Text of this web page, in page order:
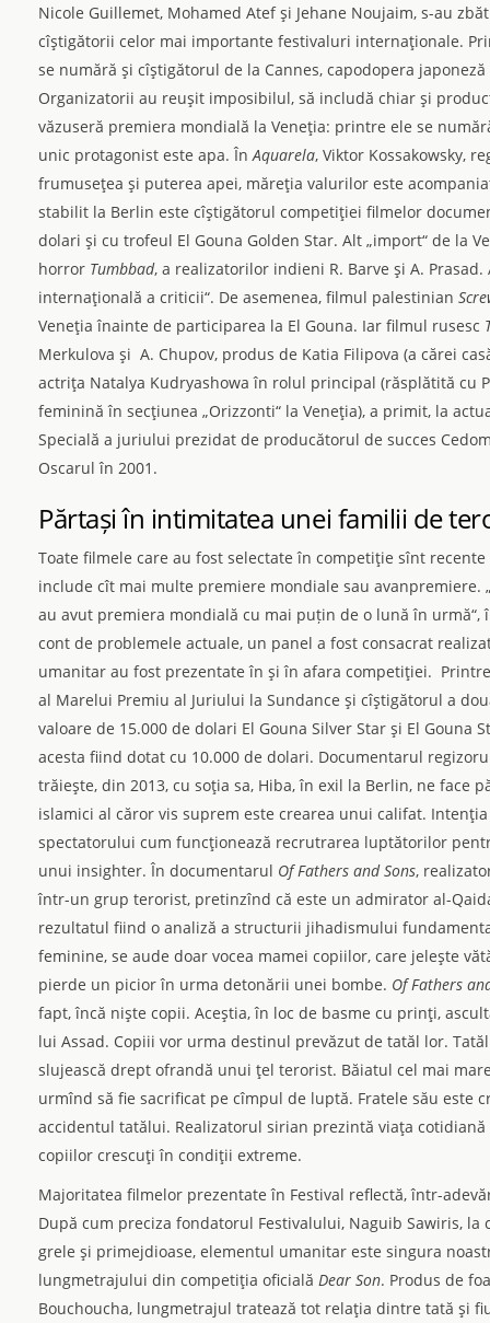
Nicole Guillemet, Mohamed Atef şi Jehane Noujaim, s-au
cîştigătorii celor mai importante festivaluri internaţionale.
se numără şi cîştigătorul de la Cannes, capodopera japoneză
Organizatorii au reuşit imposibilul, să includă chiar şi
văzuseră premiera mondială la Veneţia: printre ele se
unic protagonist este apa. ÎnAquarela, Viktor Kossakowsky,
frumuseţea şi puterea apei, măreţia valurilor este
stabilit la Berlin este cîştigătorul competiţiei filmelor
dolari şi cu trofeul El Gouna Golden Star. Alt „import“ de la
horror Tumbbad, a realizatorilor indieni R. Barve şi A.
internaţională a criticii“. De asemenea, filmul palestinian
Veneţia înainte de participarea la El Gouna. Iar filmul rusesc
Merkulova şi A. Chupov, produs de Katia Filipova (a cărei
actriţa Natalya Kudryashowa în rolul principal (răsplătită cu
feminină în secţiunea „Orizzonti“ la Veneţia), a primit, la
Specială a juriului prezidat de producătorul de succes
Oscarul în 2001.
Părtași în intimitatea unei familii de
Toate filmele care au fost selectate în competiţie sînt
include cît mai multe premiere mondiale sau avanpremiere.
au avut premiera mondială cu mai puțin de o lună în
cont de problemele actuale, un panel a fost consacrat
umanitar au fost prezentate în şi în afara competiţiei.
al Marelui Premiu al Juriului la Sundance şi cîştigătorul a
valoare de 15.000 de dolari El Gouna Silver Star şi El
acesta fiind dotat cu 10.000 de do­lari. Documen­tarul
trăieşte, din 2013, cu soţia sa, Hiba, în exil la Berlin, ne
islamici al căror vis suprem este crearea unui califat.
spectatorului cum funcţionează recrutrarea luptătorilor
unui insighter. În documentarul Of Fathers and Sons,
într-un grup terorist, pretinzînd că este un admirator al-
rezultatul fiind o analiză a structurii jihadismului
feminine, se aude doar vocea mamei copiilor, care jeleşte
pierde un picior în urma detonării unei bombe. Of Fathers
fapt, încă nişte copii. Aceştia, în loc de basme cu prinţi,
lui Assad. Copiii vor urma destinul prevăzut de tatăl lor.
slujească drept ofrandă unui ţel terorist. Băiatul cel mai
urmînd să fie sacrificat pe cîmpul de luptă. Fratele său este
accidentul tatălui. Realizatorul sirian prezintă viaţa
copiilor crescuţi în condiţii extreme.
Majoritatea filmelor prezentate în Festival reflectă, într-
După cum preciza fondatorul Festivalului, Naguib Sawiris,
grele şi primejdioase, elementul umanitar este singura
lungmetrajului din competiţia oficială Dear Son. Produs de
Bouchoucha, lungmetrajul tratează tot relaţia dintre tată şi